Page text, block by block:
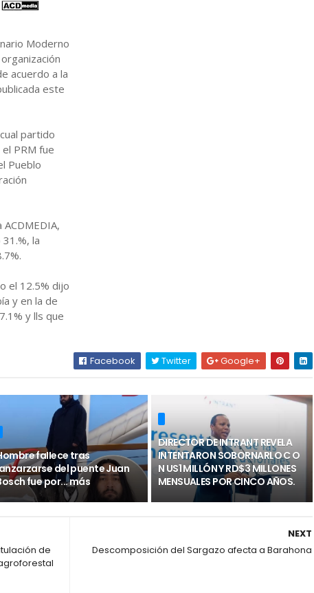
Moderno
acuerdo a la
este
partido
PRM fue
Pueblo
la
el 12.5% dijo
y en la de
y lls que
Facebook Twitter Google+
faIIece tras
del puente Juan
fue por... más
DIRECTOR DE INTRANT REVELA
INTENTARON SOBORNARLO C O
N US1 MILLÓN Y RD$3 MILLONES
MENSUALES POR CINCO AÑOS.
NEXT
Descomposición del Sargazo afecta a Barahona
de